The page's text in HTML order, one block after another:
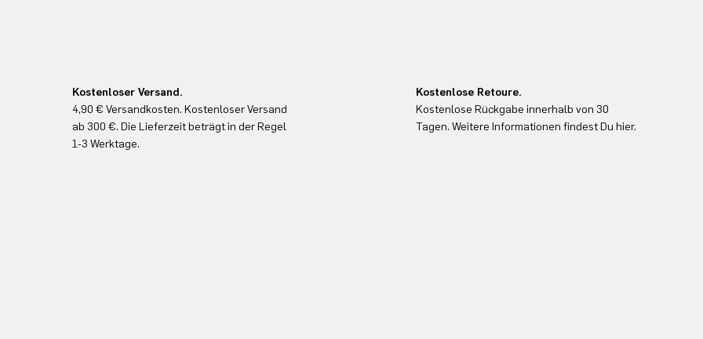
Kostenloser Versand.
4,90 € Versandkosten. Kostenloser Versand
ab 300 €. Die Lieferzeit beträgt in der Regel
1-3 Werktage.
Kostenlose Retoure.
Kostenlose Rückgabe innerhalb von 30
Tagen. Weitere Informationen findest Du hier.